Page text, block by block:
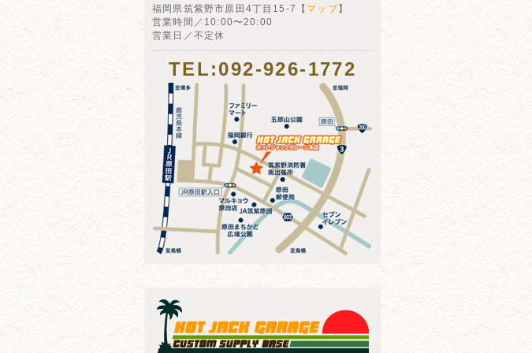
福岡県筑紫野市原田4丁目15-7【 マップ】
営業時間／10:00〜20:00
営業日／不定休
TEL:092-926-1772